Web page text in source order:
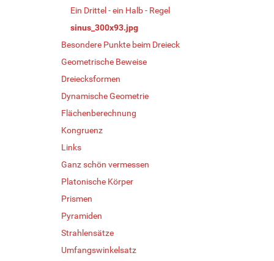
Ein Drittel - ein Halb - Regel
sinus_300x93.jpg
Besondere Punkte beim Dreieck
Geometrische Beweise
Dreiecksformen
Dynamische Geometrie
Flächenberechnung
Kongruenz
Links
Ganz schön vermessen
Platonische Körper
Prismen
Pyramiden
Strahlensätze
Umfangswinkelsatz